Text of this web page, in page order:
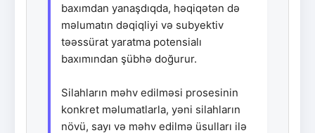
baxımdan yanaşdıqda, həqiqətən də
məlumatın dəqiqliyi və subyektiv
təəssürat yaratma potensialı
baxımından şübhə doğurur.
Silahların məhv edilməsi prosesinin
konkret məlumatlarla, yəni silahların
növü, sayı və məhv edilmə üsulları ilə